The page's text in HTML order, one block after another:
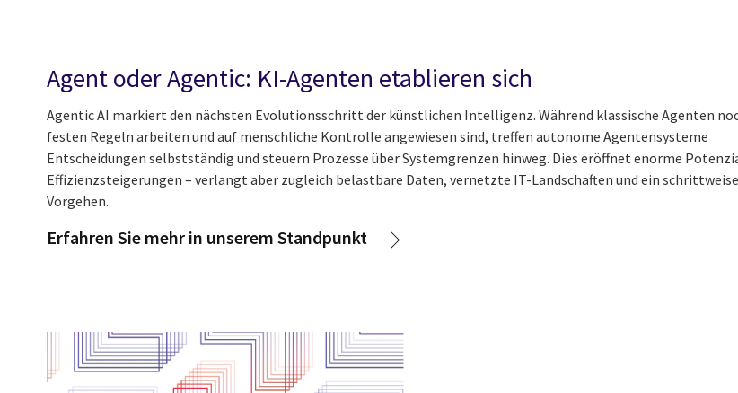
Agent oder Agentic: KI-Agenten etablieren sich
Agentic AI markiert den nächsten Evolutionsschritt der künstlichen Intelligenz. Während klassische Agenten
festen Regeln arbeiten und auf menschliche Kontrolle angewiesen sind, treffen autonome Agentensysteme
Entscheidungen selbstständig und steuern Prozesse über Systemgrenzen hinweg. Dies eröffnet enorme
Effizienzsteigerungen – verlangt aber zugleich belastbare Daten, vernetzte IT-Landschaften und ein
Vorgehen.
Erfahren Sie mehr in unserem Standpunkt